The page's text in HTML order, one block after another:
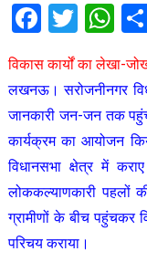
विकास कार्यों का लेखा-
लखनऊ। सरोजनीनगर
जानकारी जन-जन तक
कार्यक्रम का आयोजन
विधानसभा क्षेत्र में
लोककल्याणकारी पहलों
ग्रामीणों के बीच पहुंचकर
परिचय कराया।